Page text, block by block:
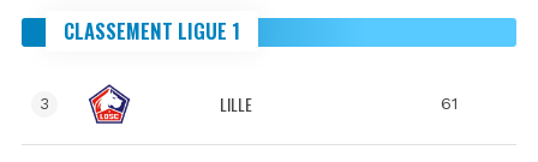
CLASSEMENT LIGUE 1
3 LILLE 61